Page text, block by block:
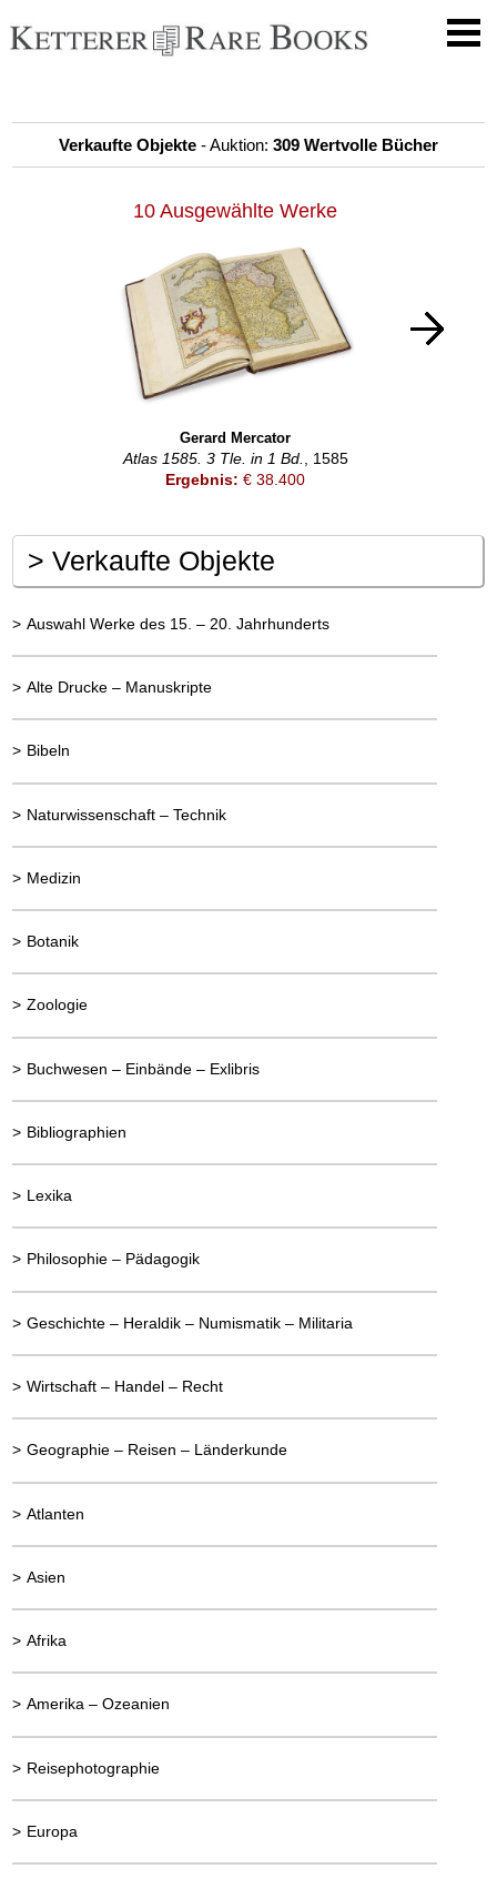
Verkaufte Objekte - Auktion: 309 Wertvolle Bücher
10 Ausgewählte Werke
Gerard Mercator
Atlas 1585. 3 Tle. in 1 Bd.
, 1585
Ergebnis: € 38.400
>Verkaufte Objekte
> Auswahl Werke des 15. – 20. Jahrhunderts
> Alte Drucke – Manuskripte
> Bibeln
> Naturwissenschaft – Technik
> Medizin
> Botanik
> Zoologie
> Buchwesen – Einbände – Exlibris
> Bibliographien
> Lexika
> Philosophie – Pädagogik
> Geschichte – Heraldik – Numismatik – Militaria
> Wirtschaft – Handel – Recht
> Geographie – Reisen – Länderkunde
> Atlanten
> Asien
> Afrika
> Amerika – Ozeanien
> Reisephotographie
> Europa